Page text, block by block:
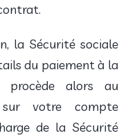
la Sécurité sociale
du paiement à la
procède alors au
sur votre compte
de la Sécurité